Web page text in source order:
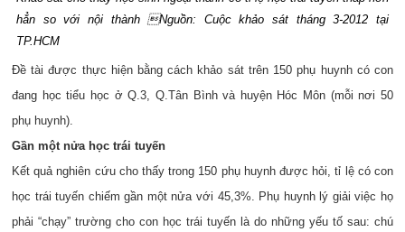
hẳn so với nội thành Nguồn: Cuộc khảo sát tháng 3-2012 tại
TP.HCM
Đề tài được thực hiện bằng cách khảo sát trên 150 phụ huynh có con
đang học tiểu học ở Q.3, Q.Tân Bình và huyện Hóc Môn (mỗi nơi 50
phụ huynh).
Gần một nửa học trái tuyến
Kết quả nghiên cứu cho thấy trong 150 phụ huynh được hỏi, tỉ lệ có con
học trái tuyến chiếm gần một nửa với 45,3%. Phụ huynh lý giải việc họ
phải “chạy” trường cho con học trái tuyến là do những yếu tố sau: chú